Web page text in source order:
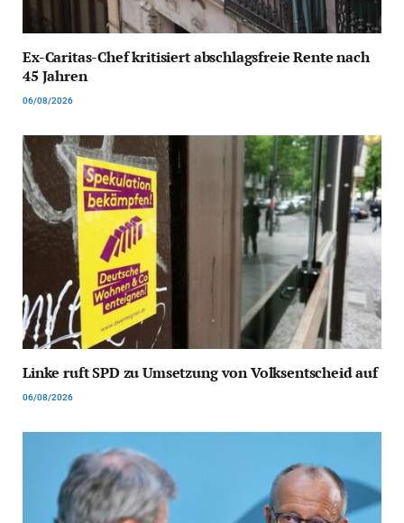
Ex-Caritas-Chef kritisiert abschlagsfreie Rente nach
45 Jahren
06/08/2026
Linke ruft SPD zu Umsetzung von Volksentscheid auf
06/08/2026